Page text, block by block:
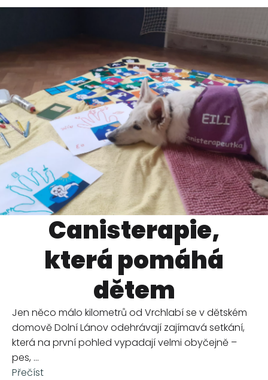
Canisterapie,
která pomáhá
dětem
Jen něco málo kilometrů od Vrchlabí se v dětském
domově Dolní Lánov odehrávají zajímavá setkání,
která na první pohled vypadají velmi obyčejně –
pes, ...
Přečíst